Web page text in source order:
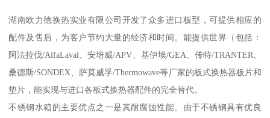
湖南欧力德换热实业有限公司开发了众多进口板型，可提供相应的
配件及售后，为客户节约大量的经济和时间。能提供世界（包括：
阿法拉伐/AlfaLaval、安培威/APV、基伊埃/GEA、传特/TRANTER、
桑德斯/SONDEX、萨莫威孚/Thermowave等厂家的板式换热器板片和
垫片，能实现与进口各板式换热器配件的完全替代。
不锈钢水箱的主要优点之一是其耐腐蚀性能。由于不锈钢具有优良